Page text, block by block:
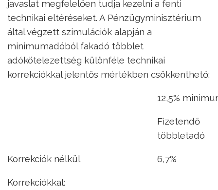
javaslat megfelelően tudja kezelni a fenti
technikai eltéréseket. A Pénzügyminisztérium
által végzett szimulációk alapján a
minimumadóból fakadó többlet
adókötelezettség különféle technikai
korrekciókkal jelentős mértékben csökkenthető:
12,5%
Fizetendő
többletadó
Korrekciók nélkül 6,7%
Korrekciókkal: